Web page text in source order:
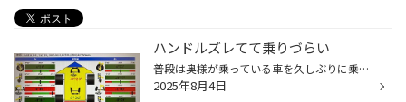
ハンドルズレてて乗りづらい
普段は奥様が乗っている車を久しぶりに乗ってみたら ハンドルが5分位左に切らないとまっすぐ走らないとの事。 車検時にロアアームやタイロッドなどを交換指定いたみたいです。 測定してみると これはなかなか… タントはフロントトーの調整のみ しっかり調整してあげて試運転してまっすぐ走る事を確...
2025年8月4日